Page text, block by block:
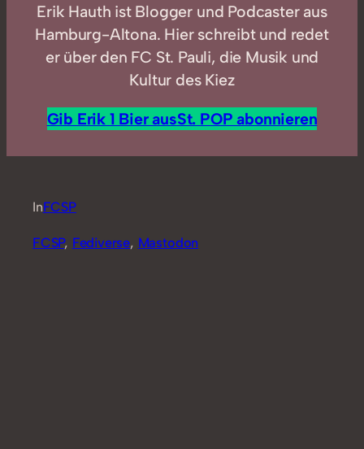
Erik Hauth ist Blogger und Podcaster aus
Hamburg-Altona. Hier schreibt und redet
er über den FC St. Pauli, die Musik und
Kultur des Kiez
Gib Erik 1 Bier ausSt. POP abonnieren
InFCSP
FCSP, Fediverse, Mastodon